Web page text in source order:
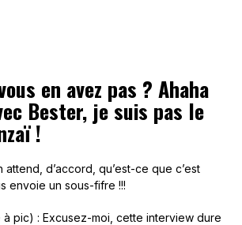
en avez pas ? Ahaha
Bester, je suis pas le
!
attend, d’accord, qu’est-ce que c’est
envoie un sous-fifre !!!
à pic) : Excusez-moi, cette interview dure